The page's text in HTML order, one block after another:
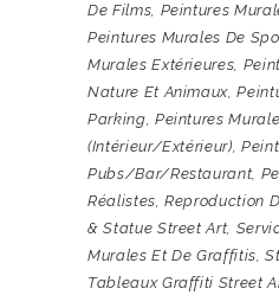
De Films, Peintures
Peintures Murales De
Murales Extérieures,
Nature Et Animaux,
Parking, Peintures
(intérieur/extérieur),
Pubs/bar/restaurant,
Réalistes,Reproduction
& Statue Street Art,
Murales Et De Graffitis,
Tableaux Graffiti Street